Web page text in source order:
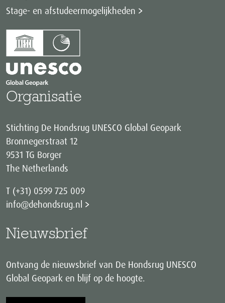
Stage- en afstudeermogelijkheden
Organisatie
Stichting De Hondsrug UNESCO Global Geopark
Bronnegerstraat 12
9531 TG Borger
The Netherlands
T (+31) 0599 725 009
info@dehondsrug.nl
Nieuwsbrief
Ontvang de nieuwsbrief van De Hondsrug UNESCO
Global Geopark en blijf op de hoogte.